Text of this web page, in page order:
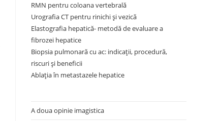
RMN pentru coloana vertebrală
Urografia CT pentru rinichi și vezică
Elastografia hepatică- metodă de evaluare a
fibrozei hepatice
Biopsia pulmonară cu ac: indicații, procedură,
riscuri și beneficii
Ablația în metastazele hepatice
A doua opinie imagistica